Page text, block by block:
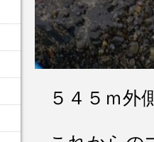
５４５